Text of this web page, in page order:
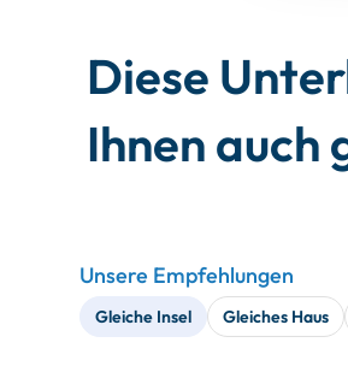
Diese
Ihnen auch
Unsere Empfehlungen
Gleiche Insel Gleiches Haus